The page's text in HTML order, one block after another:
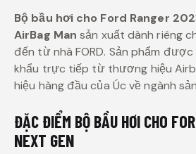
Bộ bầu hơi cho Ford Ranger
AirBag Man sản xuất dành riêng
đến từ nhà FORD. Sản phẩm
khẩu trực tiếp từ thương hiệu
hiệu hàng đầu của Úc về ngành
ĐẶC ĐIỂM BỘ BẦU HƠI CHO
NEXT GEN